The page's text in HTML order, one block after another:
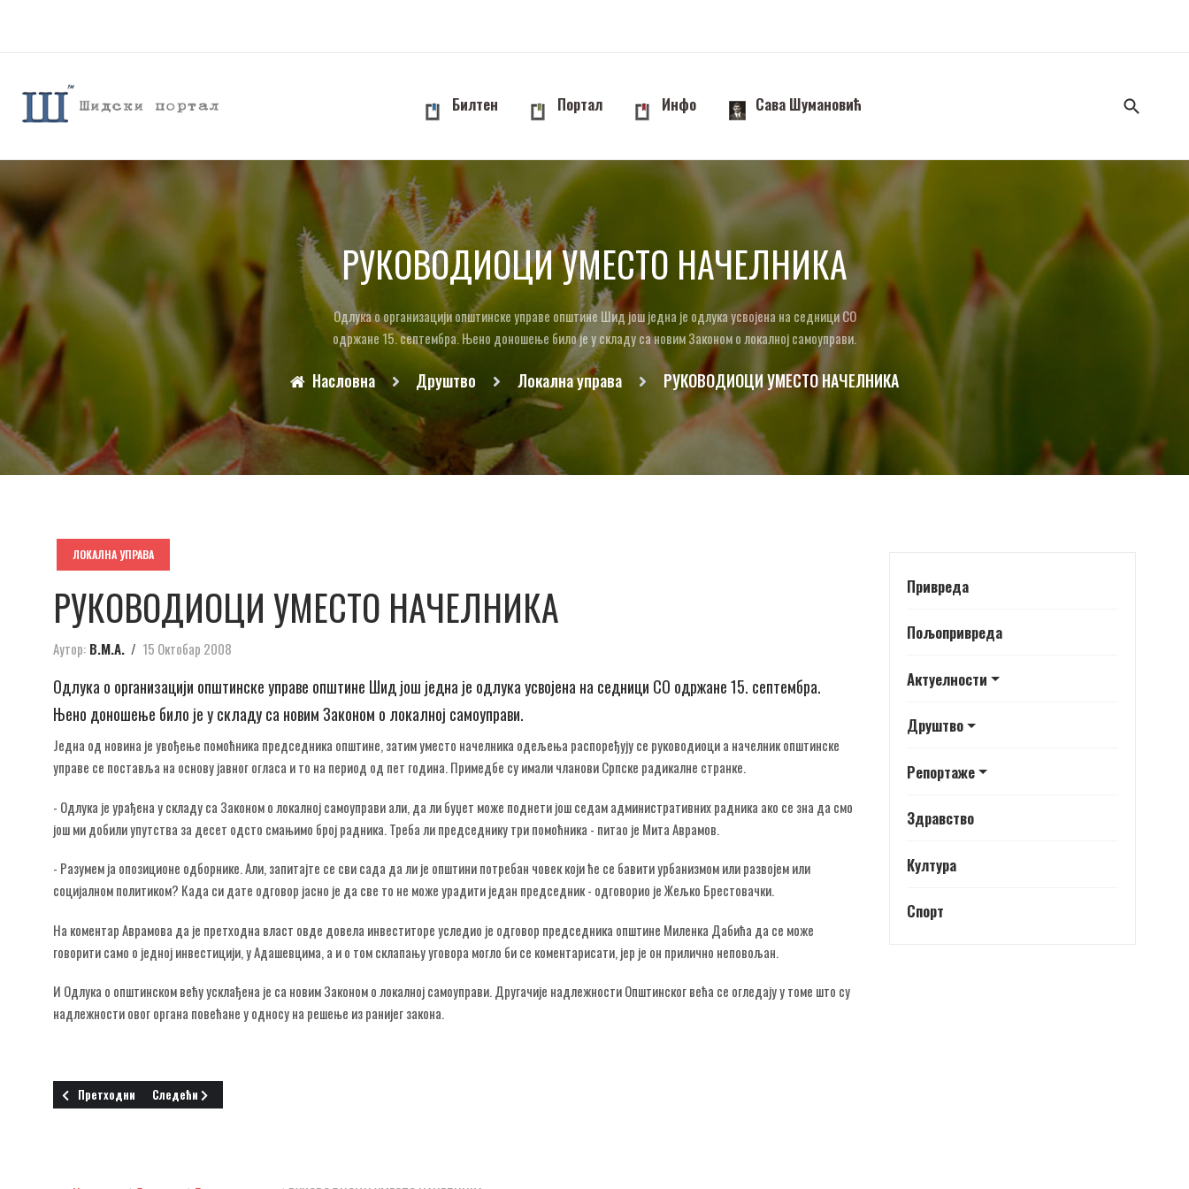
Билтен Портал Инфо Сава Шумановић
РУКОВОДИОЦИ УМЕСТО НАЧЕЛНИКА
Одлука о организацији општинске управе општине Шид још једна је одлука усвојена на седници СО
одржане 15. септембра. Њено доношење било је у складу са новим Законом о локалној самоуправи.
Насловна Друштво Локална управа РУКОВОДИОЦИ УМЕСТО НАЧЕЛНИКА
ЛОКАЛНА УПРАВА
РУКОВОДИОЦИ УМЕСТО НАЧЕЛНИКА
Аутор: В.М.А. 15 Октобар 2008
Одлука о организацији општинске управе општине Шид још једна је одлука усвојена на седници СО одржане 15. септембра.
Њено доношење било је у складу са новим Законом о локалној самоуправи.
Једна од новина је увођење помоћника председника општине, затим уместо начелника одељења распоређују се руководиоци а начелник општинске
управе се поставља на основу јавног огласа и то на период од пет година. Примедбе су имали чланови Српске радикалне странке.
- Одлука је урађена у складу са Законом о локалној самоуправи али, да ли буџет може поднети још седам административних радника ако се зна да смо
још ми добили упутства за десет одсто смањимо број радника. Треба ли председнику три помоћника - питао је Мита Аврамов.
- Разумем ја опозиционе одборнике. Али, запитајте се сви сада да ли је општини потребан човек који ће се бавити урбанизмом или развојем или
социјалном политиком? Када си дате одговор јасно је да све то не може урадити један председник - одговорио је Жељко Брестовачки.
На коментар Аврамова да је претходна власт овде довела инвеститоре уследио је одговор председника општине Миленка Дабића да се може
говорити само о једној инвестицији, у Адашевцима, а и о том склапању уговора могло би се коментарисати, јер је он прилично неповољан.
И Одлука о општинском већу усклађена је са новим Законом о локалној самоуправи. Другачије надлежности Општинског већа се огледају у томе што су
надлежности овог органа повећане у односу на решење из ранијег закона.
Претходни чланак: ШТА СА ЗАТЕЧЕНИМ ДУГОВИМА?
Претходни Следећи чланак: ИМЕНОВАНИ ДИРЕКТОРИ ЈАВНИХ ПРЕДУЗЕЋА
Следећи
Привреда
Пољопривреда
Актуелности
Друштво
Репортаже
Здравство
Култура
Спорт